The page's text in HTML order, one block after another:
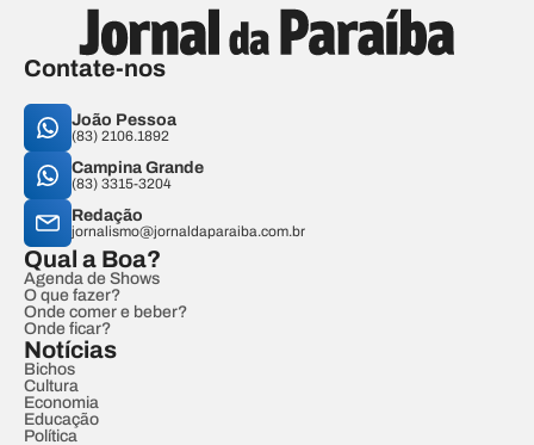
Contate-nos
João Pessoa
(83) 2106.1892
Campina Grande
(83) 3315-3204
Redação
jornalismo@jornaldaparaiba.com.br
Qual a Boa?
Agenda de Shows
O que fazer?
Onde comer e beber?
Onde ficar?
Notícias
Bichos
Cultura
Economia
Educação
Política